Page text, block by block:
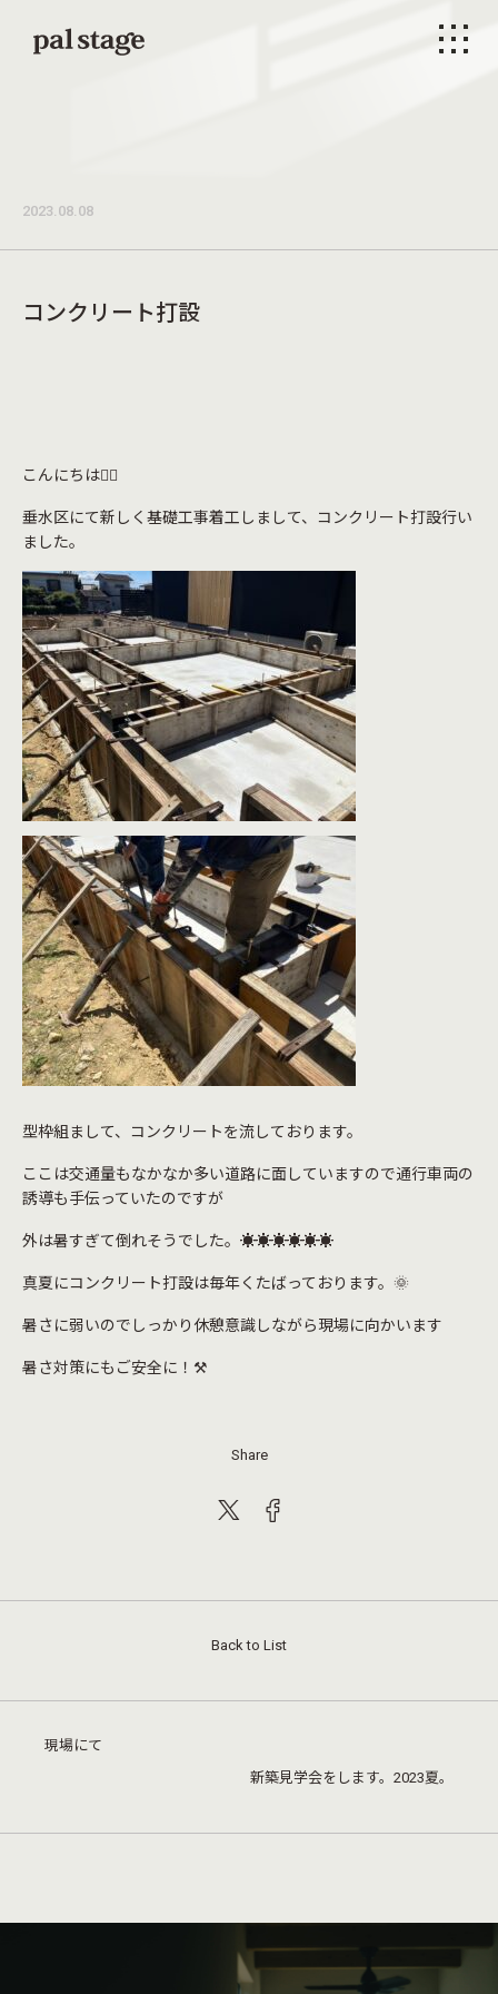
メニ
2023.08.08
コンクリート打設
こんにちは👷‍♂️
垂水区にて新しく基礎工事着工しまして、コンクリート打設行い
ました。
型枠組まして、コンクリートを流しております。
ここは交通量もなかなか多い道路に面していますので通行車両の
誘導も手伝っていたのですが
外は暑すぎて倒れそうでした。☀️☀️☀️☀️☀️☀️
真夏にコンクリート打設は毎年くたばっております。🌞
暑さに弱いのでしっかり休憩意識しながら現場に向かいます
暑さ対策にもご安全に！⚒️
Share
Back to List
現場にて
新築見学会をします。2023夏。